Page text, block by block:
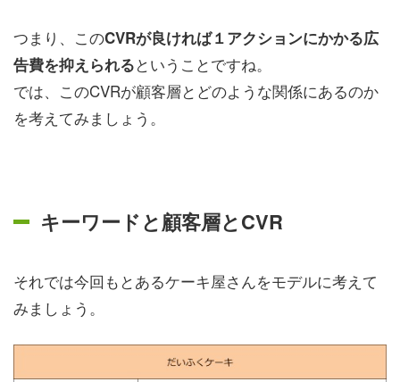
つまり、このCVRが良ければ１アクションにかかる広
告費を抑えられるということですね。
では、このCVRが顧客層とどのような関係にあるのか
を考えてみましょう。
キーワードと顧客層とCVR
それでは今回もとあるケーキ屋さんをモデルに考えて
みましょう。